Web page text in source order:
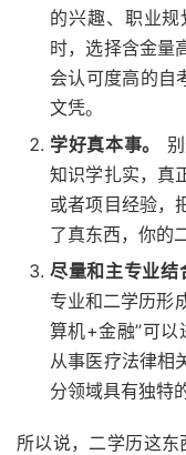
的兴趣、职业
时，选择含金量
会认可度高的自
文凭。
学好真本事。
知识学扎实，真
或者项目经验，
了真东西，你的
尽量和主专业结
专业和二学历形
算机+金融”可以
从事医疗法律相
分领域具有独特
所以说，二学历这东